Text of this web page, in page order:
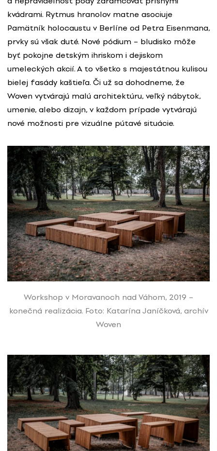
kvádrami. Rytmus hranolov matne asociuje
Pamätník holocaustu v Berlíne od Petra Eisenmana,
prvky sú však duté. Nové pódium – bludisko môže
byť pokojne detským ihriskom i dejiskom
umeleckých akcií. A to všetko s majestátnou kulisou
bielej fasády kaštieľa. Či už sa dohodneme, že
Woven vytvárajú malú architektúru, veľký nábytok,
umenie, alebo dizajn, v každom prípade vytvárajú
nové možnosti pre vizuálne pútavé situácie.
Workshop v Moravanoch nad Váhom, 2019 –
konečná realizácia. Foto: Katarína Janíčková, archív
Woven